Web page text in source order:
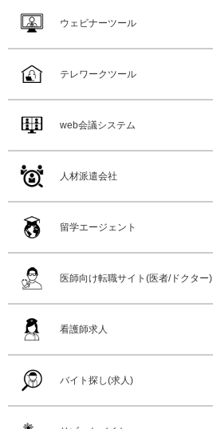
ウェビナーツール
テレワークツール
web会議システム
人材派遣会社
留学エージェント
医師向け転職サイト(医者/ドクター)
看護師求人
バイト探し(求人)